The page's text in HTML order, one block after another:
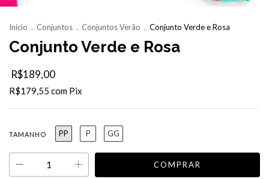
Início . Conjuntos . Conjuntos Verão . Conjunto Verde e Rosa
Conjunto Verde e Rosa
R$189,00
R$179,55 com Pix
TAMANHO PP P GG